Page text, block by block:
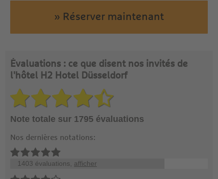
» Réserver maintenant
Évaluations : ce que disent nos invités de
l'hôtel H2 Hotel Düsseldorf
Note totale sur 1795 évaluations
Nos dernières notations:
1403 évaluations, afficher